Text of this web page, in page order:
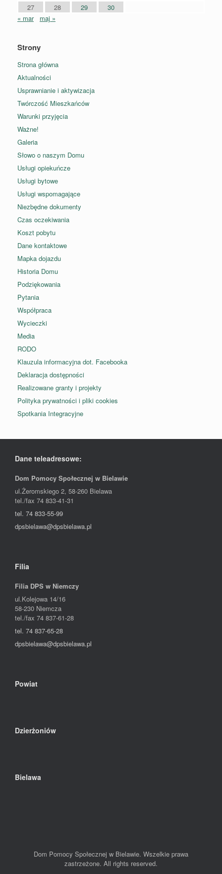
27
28 29
30
« mar
maj »
Strony
Strona główna
Aktualności
Usprawnianie i aktywizacja
Twórczość Mieszkańców
Warunki przyjęcia
Ważne!
Galeria
Słowo o naszym Domu
Usługi opiekuńcze
Usługi bytowe
Usługi wspomagające
Niezbędne dokumenty
Czas oczekiwania
Koszt pobytu
Dane kontaktowe
Mapka dojazdu
Historia Domu
Podziękowania
Pytania
Współpraca
Wycieczki
Media
RODO
Klauzula informacyjna dot. Facebooka
Deklaracja dostępności
Realizowane granty i projekty
Polityka prywatności i pliki cookies
Spotkania Integracyjne
Dane teleadresowe:
Dom Pomocy Społecznej w Bielawie
ul.Żeromskiego 2, 58-260 Bielawa
tel./fax 74 833-41-31
tel. 74 833-55-99
dpsbielawa@dpsbielawa.pl
Filia
Filia DPS w Niemczy
ul.Kolejowa 14/16
58-230 Niemcza
tel./fax 74 837-61-28
tel. 74 837-65-28
dpsbielawa@dpsbielawa.pl
Powiat
Dzierżoniów
Bielawa
Dom Pomocy Społecznej w Bielawie. Wszelkie prawa
zastrzeżone. All rights reserved.